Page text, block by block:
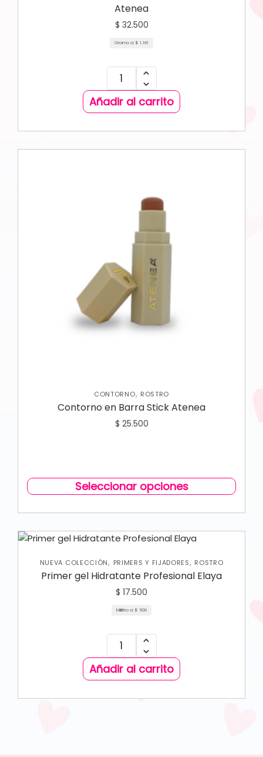
Atenea
$ 32.500
Gramo a: $ 1.161
Añadir al carrito
CONTORNO, ROSTRO
Contorno en Barra Stick Atenea
$ 25.500
Seleccionar opciones
NUEVA COLECCIÓN, PRIMERS Y FIJADORES, ROSTRO
Primer gel Hidratante Profesional Elaya
$ 17.500
Mililitro a: $ 500
Añadir al carrito